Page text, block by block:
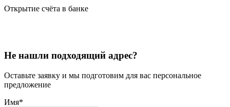
Открытие счёта в банке
Не нашли подходящий адрес?
Оставьте заявку и мы подготовим для вас персональное
предложение
Имя*